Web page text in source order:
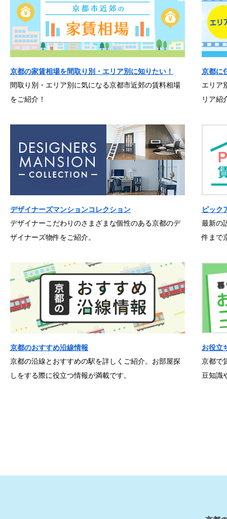
京都の家賃相場を間取り別・エリア別に知りたい！
間取り別・エリア別に気になる京都市近郊の賃料相場
をご紹介！
京都に
エリア
リア紹
デザイナーズマンションコレクション
デザイナーこだわりのさまざまな個性のある京都のデ
ザイナーズ物件をご紹介。
ピック
最新の
件まで
京都のおすすめ沿線情報
京都の沿線とおすすめの駅を詳しくご紹介。お部屋探
しをする際に役立つ情報が満載です。
お役立
京都で
豆知識